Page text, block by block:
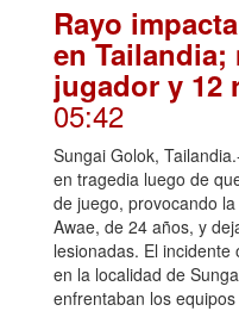
Rayo
en Tailandia;
jugador y 12
05:42
Sungai Golok,
en tragedia luego de
de juego, provocando
Awae, de 24 años, y
lesionadas. El
en la localidad de
enfrentaban los